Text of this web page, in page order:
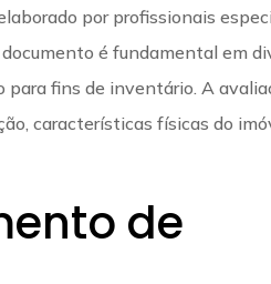
por profissionais
é fundamental em
para fins de inventário. A
características físicas do
de